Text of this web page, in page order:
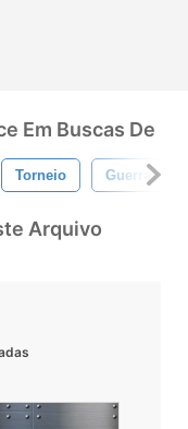
Em Buscas De
Torneio Guerra
Arquivo